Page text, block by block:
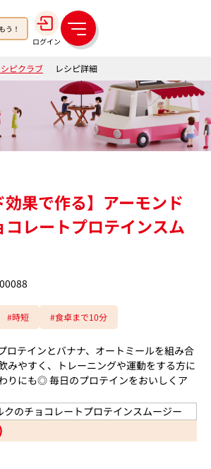
う！
ログイン
メ
ニ
ュ
ー
ピクラブ レシピ詳細
効果で作る】アーモンド
コレートプロテインスム
#時短 #食卓まで10分
ロテインとバナナ、オートミールを組み合
みやすく、トレーニングや運動をする方に
りにも◎ 毎日のプロテインをおいしくア